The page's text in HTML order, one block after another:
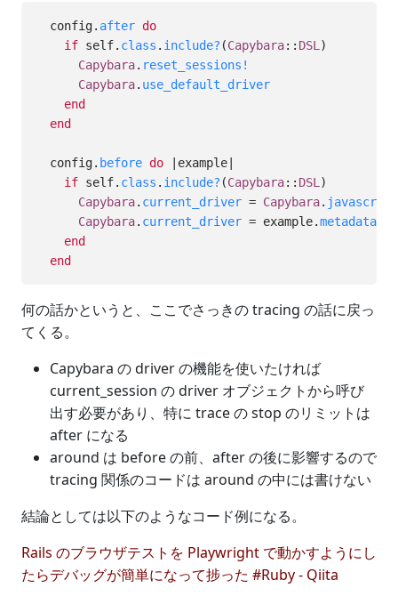
config. after do
if self. class . include? (Capybara:: DSL )
Capybara. reset_sessions!
Capybara. use_default_driver
end
end
config. before do | example|
if self. class . include? (Capybara:: DSL )
Capybara. current_driver = Capybara.
Capybara. current_driver = example.metadata
end
end
何の話かというと、ここでさっきの tracing の話に戻っ
てくる。
Capybara の driver の機能を使いたければ
current_session の driver オブジェクトから呼び
出す必要があり、特に trace の stop のリミットは
after になる
around は before の前、after の後に影響するので
tracing 関係のコードは around の中には書けない
結論としては以下のようなコード例になる。
Rails のブラウザテストを Playwright で動かすようにし
たらデバッグが簡単になって捗った #Ruby - Qiita